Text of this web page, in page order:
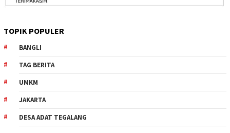
TOPIK POPULER
BANGLI
TAG BERITA
UMKM
JAKARTA
DESA ADAT TEGALANG